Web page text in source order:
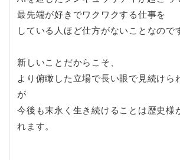
最先端が好きでワクワクする仕事を
している人ほど仕方がないことなので
新しいことだからこそ、
より俯瞰した立場で長い眼で見続けら
が
今後も末永く生き続けることは歴史様
れます。